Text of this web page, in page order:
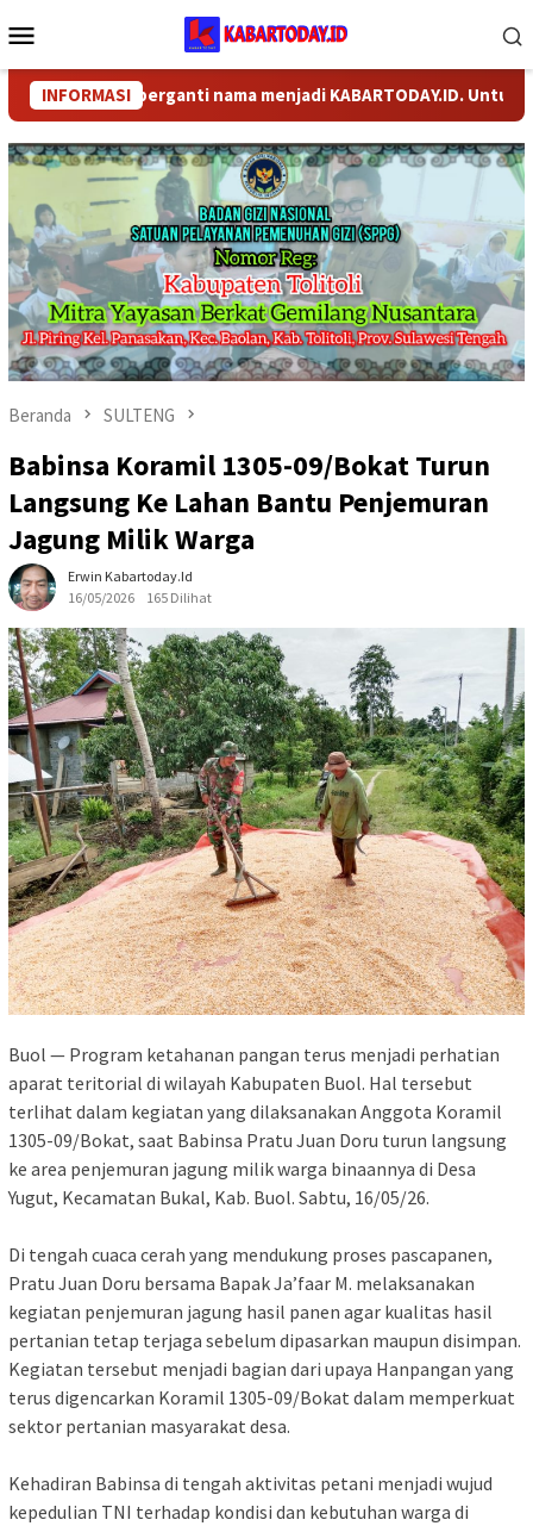
ke
Mobile
INFORMASI
telah berganti nama menjadi KABARTODAY.ID. Untuk
Beranda SULTENG
Babinsa Koramil 1305-09/Bokat Turun
Langsung Ke Lahan Bantu Penjemuran
Jagung Milik Warga
Erwin Kabartoday.id
16/05/2026
165 Dilihat
Buol — Program ketahanan pangan terus menjadi perhatian
aparat teritorial di wilayah Kabupaten Buol. Hal tersebut
terlihat dalam kegiatan yang dilaksanakan Anggota Koramil
1305-09/Bokat, saat Babinsa Pratu Juan Doru turun langsung
ke area penjemuran jagung milik warga binaannya di Desa
Yugut, Kecamatan Bukal, Kab. Buol. Sabtu, 16/05/26.
Di tengah cuaca cerah yang mendukung proses pascapanen,
Pratu Juan Doru bersama Bapak Ja’faar M. melaksanakan
kegiatan penjemuran jagung hasil panen agar kualitas hasil
pertanian tetap terjaga sebelum dipasarkan maupun disimpan.
Kegiatan tersebut menjadi bagian dari upaya Hanpangan yang
terus digencarkan Koramil 1305-09/Bokat dalam memperkuat
sektor pertanian masyarakat desa.
Kehadiran Babinsa di tengah aktivitas petani menjadi wujud
kepedulian TNI terhadap kondisi dan kebutuhan warga di